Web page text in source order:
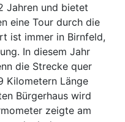
Jahren und bietet
eine Tour durch die
ist immer in Birnfeld,
In diesem Jahr
die Strecke quer
Kilometern Länge
Bürgerhaus wird
zeigte am